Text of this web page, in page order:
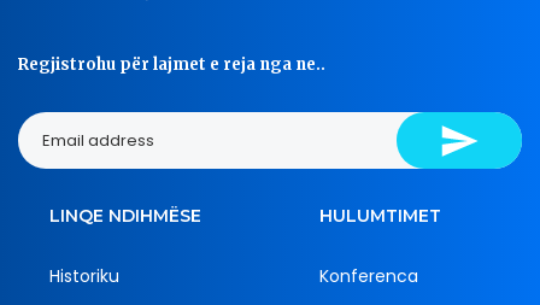
Regjistrohu për lajmet e reja nga ne..
LINQE NDIHMËSE
Historiku
HULUMTIMET
Konferenca